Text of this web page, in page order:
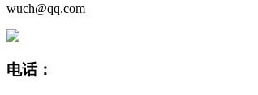
wuch@qq.com
电话：